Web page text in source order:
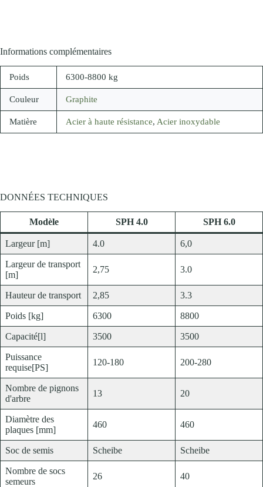
Informations complémentaires
Poids 6300-8800 kg
Couleur Graphite
Matière Acier à haute résistance, Acier inoxydable
DONNÉES TECHNIQUES
Modèle SPH 4.0 SPH 6.0
Largeur [m] 4.0 6,0
Largeur de transport
[m]
2,75 3.0
Hauteur de transport 2,85 3.3
Poids [kg] 6300 8800
Capacité[l] 3500 3500
Puissance
requise[PS]
120-180 200-280
Nombre de pignons
d'arbre
13 20
Diamètre des
plaques [mm]
460 460
Soc de semis Scheibe Scheibe
Nombre de socs
semeurs
26 40